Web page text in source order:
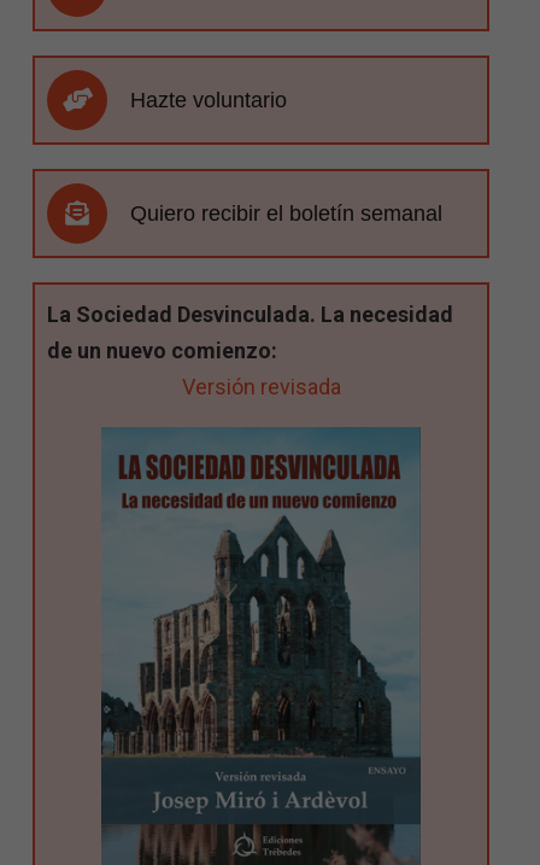
Hazte voluntario
Quiero recibir el boletín semanal
La Sociedad Desvinculada. La necesidad
de un nuevo comienzo:
Versión revisada